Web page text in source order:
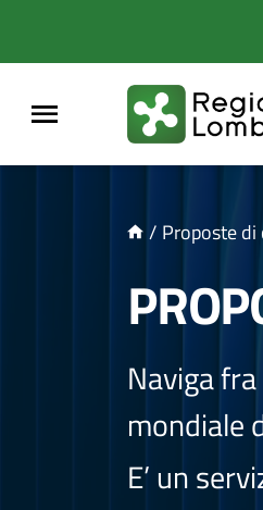
/ Proposte
Naviga
mondiale
E’ un